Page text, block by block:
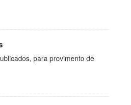
para provimento de